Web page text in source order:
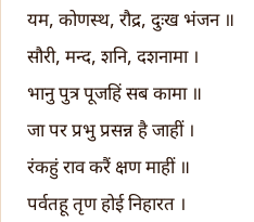
यम, कोणस्थ, रौद्र, दुःख भंजन ॥
सौरी, मन्द, शनि, दशनामा ।
भानु पुत्र पूजहिं सब कामा ॥
जा पर प्रभु प्रसन्न है जाहीं ।
रंकहुं राव करैं क्षण माहीं ॥
पर्वतहू तृण होई निहारत ।